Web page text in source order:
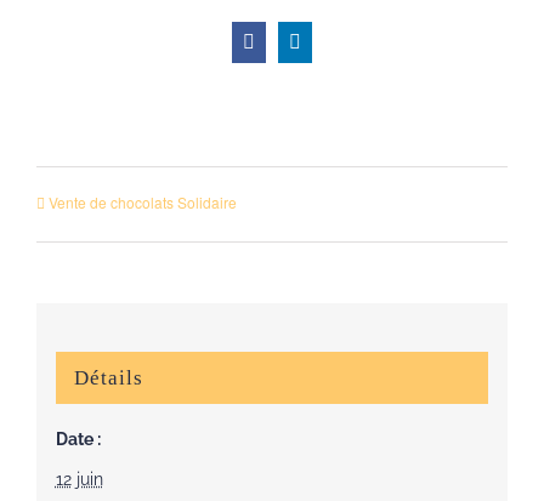
FacebookLinkedIn
Vente de chocolats Solidaire
Détails
Date :
12 juin